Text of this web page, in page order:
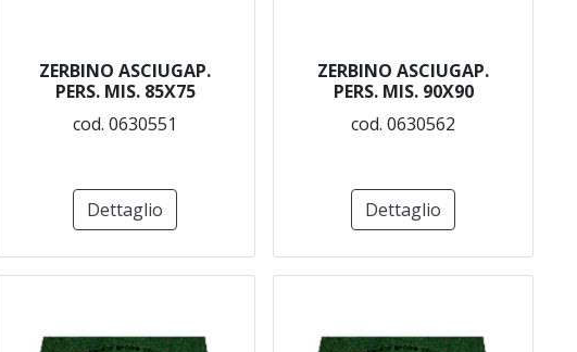
ZERBINO ASCIUGAP.
PERS. MIS. 85X75
cod. 0630551
Dettaglio
ZERBINO ASCIUGAP.
PERS. MIS. 90X90
cod. 0630562
Dettaglio